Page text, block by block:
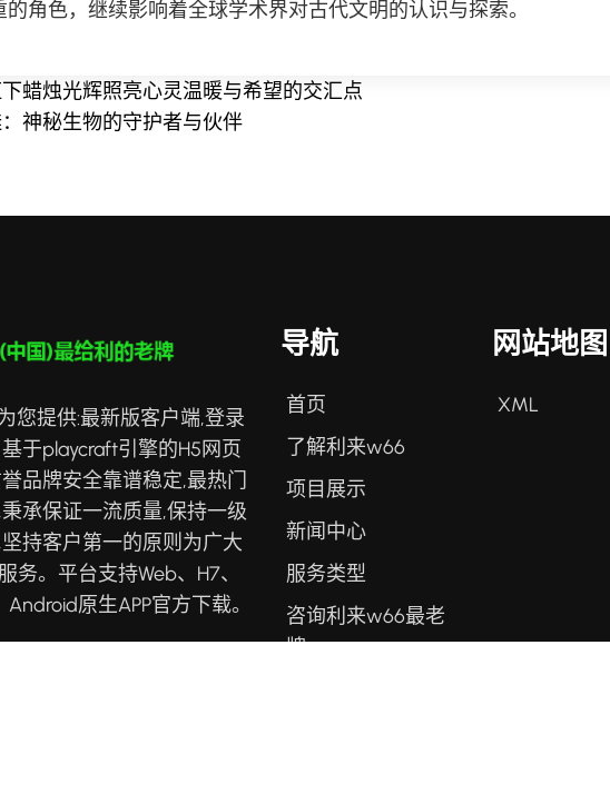
角色，继续影响着全球学术界对古代文明的认识与探索。
蜡烛光辉照亮心灵温暖与希望的交汇点
神秘生物的守护者与伙伴
您提供:最新版客户端,登录
于playcraft引擎的H5网页
品牌安全靠谱稳定,最热门
承保证一流质量,保持一级
持客户第一的原则为广大
务。平台支持Web、H7、
原生APP官方下载。
导航
首页
了解利来w66
项目展示
新闻中心
服务类型
咨询利来w66最老
牌
网站地图
XML